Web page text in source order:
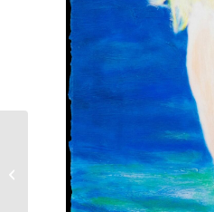
James Francis Gill |
Calm Majesty